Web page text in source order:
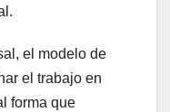
el modelo de
el trabajo en
forma que